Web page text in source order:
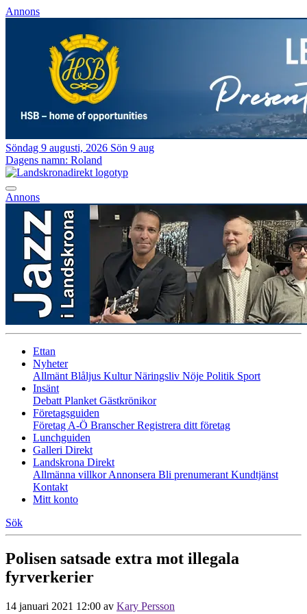
Annons
Söndag 9 augusti, 2026 Sön 9 aug
Dagens namn: Roland
Annons
Ettan
Nyheter
Allmänt Blåljus KulturNäringsliv Nöje Politik Sport
Insänt
Debatt Planket Gästkrönikor
Företagsguiden
Företag A-Ö BranscherRegistrera ditt företag
Lunchguiden
Galleri Direkt
Landskrona Direkt
Allmänna villkorAnnonsera Bli prenumerant Kundtjänst
Kontakt
Mitt konto
Sök
Polisen satsade extra mot illegala
fyrverkerier
14 januari 2021 12:00 av Kary Persson